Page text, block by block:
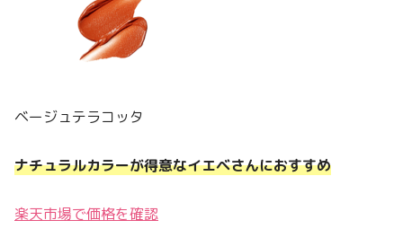
ベージュテラコッタ
ナチュラルカラーが得意なイエベさんにおすすめ
楽天市場で価格を確認